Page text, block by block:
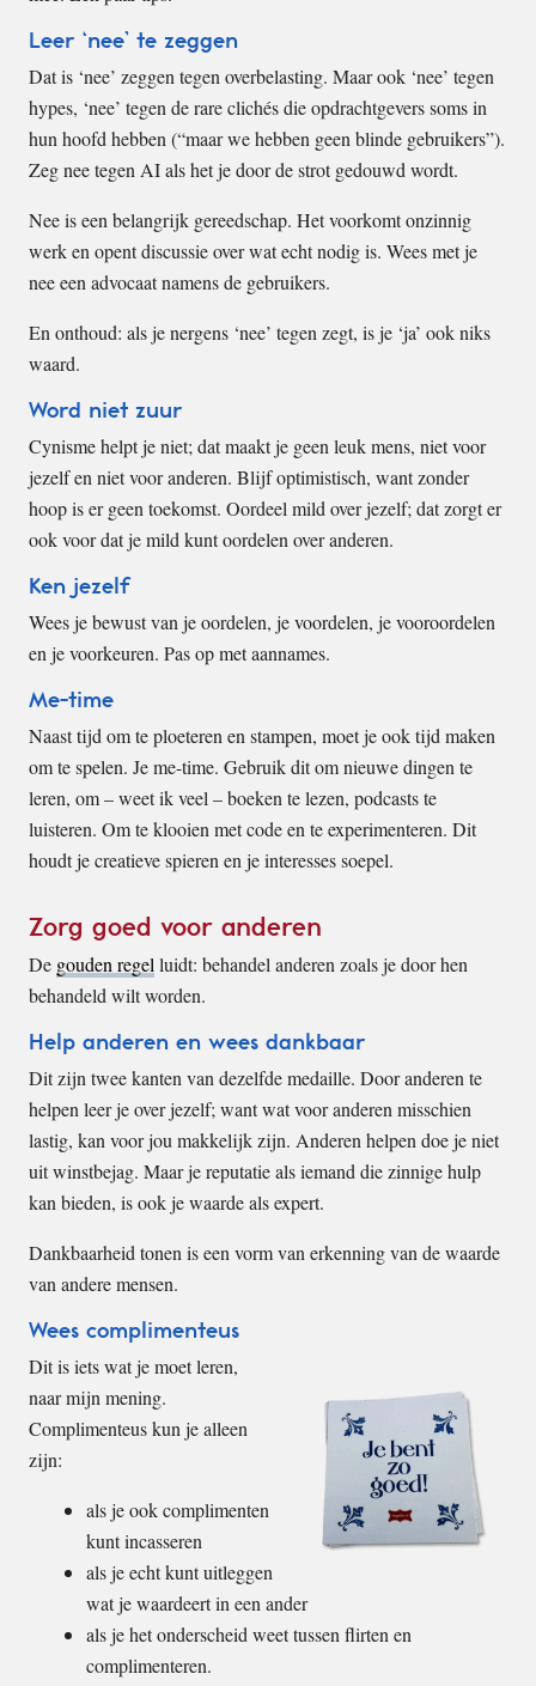
Leer ‘nee’ te zeggen
Dat is ‘nee’ zeggen tegen overbelasting. Maar ook ‘nee’ tegen
hypes, ‘nee’ tegen de rare clichés die opdrachtgevers soms in
hun hoofd hebben (“maar we hebben geen blinde gebruikers”).
Zeg nee tegen AI als het je door de strot gedouwd wordt.
Nee is een belangrijk gereedschap. Het voorkomt onzinnig
werk en opent discussie over wat echt nodig is. Wees met je
nee een advocaat namens de gebruikers.
En onthoud: als je nergens ‘nee’ tegen zegt, is je ‘ja’ ook niks
waard.
Word niet zuur
Cynisme helpt je niet; dat maakt je geen leuk mens, niet voor
jezelf en niet voor anderen. Blijf optimistisch, want zonder
hoop is er geen toekomst. Oordeel mild over jezelf; dat zorgt er
ook voor dat je mild kunt oordelen over anderen.
Ken jezelf
Wees je bewust van je oordelen, je voordelen, je vooroordelen
en je voorkeuren. Pas op met aannames.
Me-time
Naast tijd om te ploeteren en stampen, moet je ook tijd maken
om te spelen. Je me-time. Gebruik dit om nieuwe dingen te
leren, om – weet ik veel – boeken te lezen, podcasts te
luisteren. Om te klooien met code en te experimenteren. Dit
houdt je creatieve spieren en je interesses soepel.
Zorg goed voor anderen
De gouden regel luidt: behandel anderen zoals je door hen
behandeld wilt worden.
Help anderen en wees dankbaar
Dit zijn twee kanten van dezelfde medaille. Door anderen te
helpen leer je over jezelf; want wat voor anderen misschien
lastig, kan voor jou makkelijk zijn. Anderen helpen doe je niet
uit winstbejag. Maar je reputatie als iemand die zinnige hulp
kan bieden, is ook je waarde als expert.
Dankbaarheid tonen is een vorm van erkenning van de waarde
van andere mensen.
Wees complimenteus
Dit is iets wat je moet leren,
naar mijn mening.
Complimenteus kun je alleen
zijn:
als je ook complimenten
kunt incasseren
als je echt kunt uitleggen
wat je waardeert in een ander
als je het onderscheid weet tussen flirten en
complimenteren.